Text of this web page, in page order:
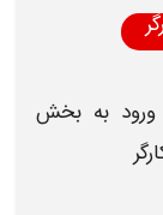
به بخش